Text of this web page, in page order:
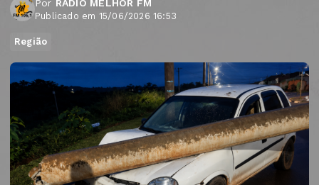
Por RÁDIO MELHOR FM
Publicado em 15/06/2026 16:53
Região